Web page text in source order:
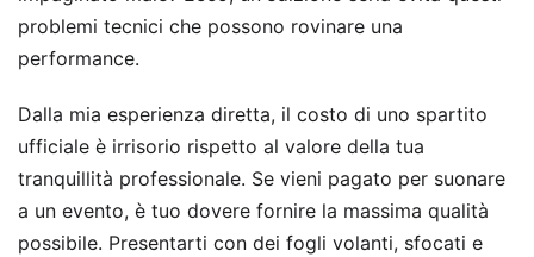
problemi tecnici che possono rovinare una
performance.
Dalla mia esperienza diretta, il costo di uno spartito
ufficiale è irrisorio rispetto al valore della tua
tranquillità professionale. Se vieni pagato per suonare
a un evento, è tuo dovere fornire la massima qualità
possibile. Presentarti con dei fogli volanti, sfocati e